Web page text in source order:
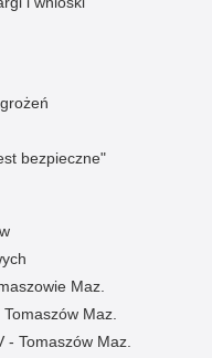
bezpieczne"
Maz.
Maz.
- Tomaszów Maz.